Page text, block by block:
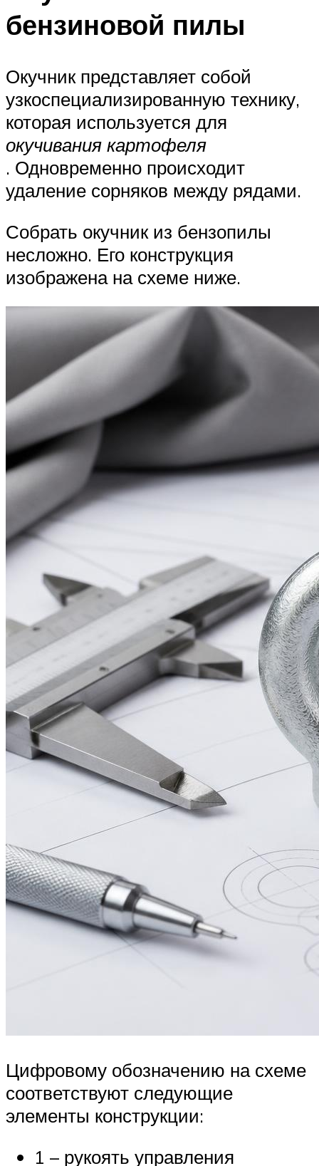
бензиновой пилы
Окучник представляет собой
узкоспециализированную технику,
которая используется для
окучивания картофеля
. Одновременно происходит
удаление сорняков между рядами.
Собрать окучник из бензопилы
несложно. Его конструкция
изображена на схеме ниже.
Цифровому обозначению на схеме
соответствуют следующие
элементы конструкции:
1 – рукоять управления